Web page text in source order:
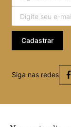
Cadastrar
Siga nas redes